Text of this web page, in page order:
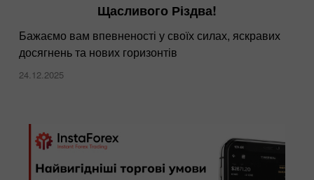
Щасливого Різдва!
Бажаємо вам впевненості у своїх силах, яскравих
досягнень та нових горизонтів
24.12.2025